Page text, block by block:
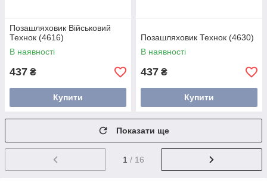
Позашляховик Військовий
Технок (4616)
В наявності
437 ₴
Купити
Позашляховик Технок (4630)
В наявності
437 ₴
Купити
Показати ще
1 / 16